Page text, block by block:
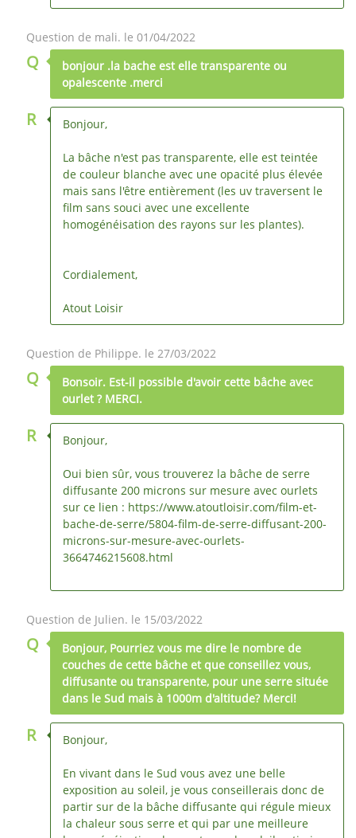
Question de mali. le 01/04/2022
Q
bonjour .la bache est elle transparente ou
opalescente .merci
R Bonjour,
La bâche n'est pas transparente, elle est teintée
de couleur blanche avec une opacité plus élevée
mais sans l'être entièrement (les uv traversent le
film sans souci avec une excellente
homogénéisation des rayons sur les plantes).
Cordialement,
Atout Loisir
Question de Philippe. le 27/03/2022
Q
Bonsoir. Est-il possible d'avoir cette bâche avec
ourlet ? MERCI.
R Bonjour,
Oui bien sûr, vous trouverez la bâche de serre
diffusante 200 microns sur mesure avec ourlets
sur ce lien : https://www.atoutloisir.com/film-et-
bache-de-serre/5804-film-de-serre-diffusant-200-
microns-sur-mesure-avec-ourlets-
3664746215608.html
Question de Julien. le 15/03/2022
Q
Bonjour, Pourriez vous me dire le nombre de
couches de cette bâche et que conseillez vous,
diffusante ou transparente, pour une serre située
dans le Sud mais à 1000m d'altitude? Merci!
R Bonjour,
En vivant dans le Sud vous avez une belle
exposition au soleil, je vous conseillerais donc de
partir sur de la bâche diffusante qui régule mieux
la chaleur sous serre et qui par une meilleure